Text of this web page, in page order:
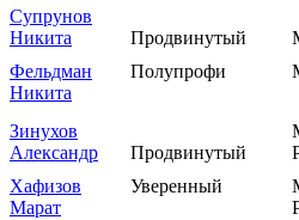
Супрунов
Никита
Фельдман
Никита
Продвинутый
Полупрофи
Зинухов
Александр
Хафизов
Марат
Продвинутый
Уверенный